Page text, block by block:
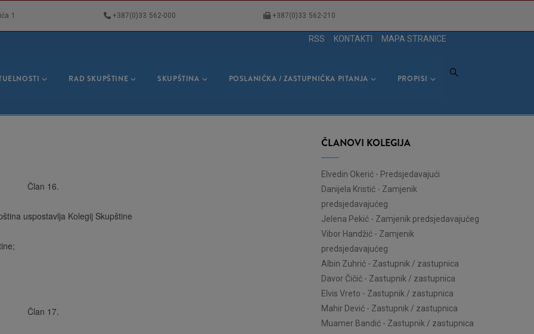
1 +387(0)33 562-000 +387(0)33 562-210
RSS KONTAKTI MAPA STRANICE
RAD SKUPŠTINE SKUPŠTINA POSLANIČKA / ZASTUPNIČKA PITANJA PROPISI
Član 16.
uspostavlja Kolegij Skupštine
Član 17.
ČLANOVI KOLEGIJA
Elvedin Okerić - Predsjedavajući
Danijela Kristić - Zamjenik
predsjedavajućeg
Jelena Pekić - Zamjenik predsjedavajućeg
Vibor Handžić - Zamjenik
predsjedavajućeg
Albin Zuhrić - Zastupnik / zastupnica
Davor Čičić - Zastupnik / zastupnica
Elvis Vreto - Zastupnik / zastupnica
Mahir Dević - Zastupnik / zastupnica
Muamer Bandić - Zastupnik / zastupnica